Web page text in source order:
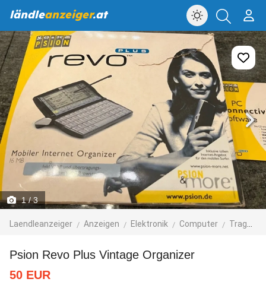
ländleanzeiger.at
1/ 3
Laendleanzeiger Anzeigen Elektronik Computer Tragbare Computer
Psion Revo Plus Vintage Organizer
50 EUR